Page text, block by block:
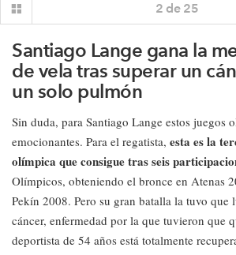
2 de 25
Santiago Lange gana la
de vela tras superar un
un solo pulmón
Sin duda, para Santiago Lange estos juegos
emocionantes. Para el regatista, esta es la
olímpica que consigue tras seis
Olímpicos, obteniendo el bronce en Atenas
Pekín 2008. Pero su gran batalla la tuvo que
cáncer, enfermedad por la que tuvieron que
deportista de 54 años está totalmente